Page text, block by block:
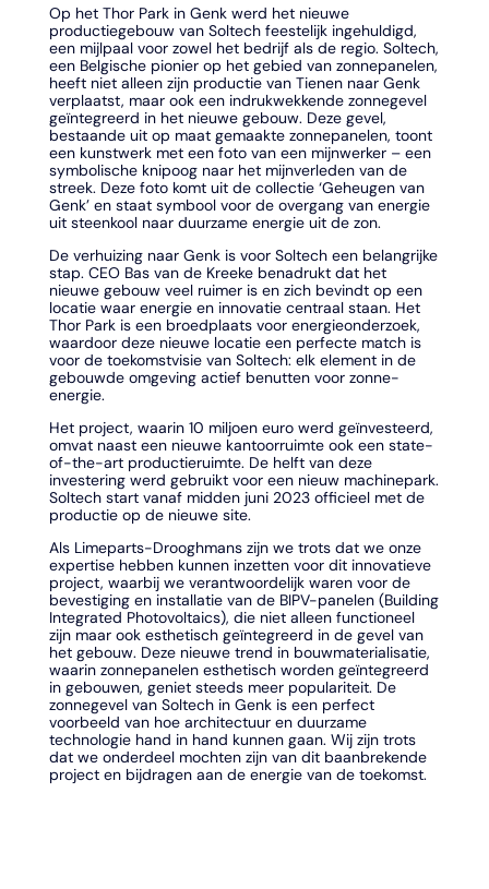
Op het Thor Park in Genk werd het nieuwe
productiegebouw van Soltech feestelijk ingehuldigd,
een mijlpaal voor zowel het bedrijf als de regio. Soltech,
een Belgische pionier op het gebied van zonnepanelen,
heeft niet alleen zijn productie van Tienen naar Genk
verplaatst, maar ook een indrukwekkende zonnegevel
geïntegreerd in het nieuwe gebouw. Deze gevel,
bestaande uit op maat gemaakte zonnepanelen, toont
een kunstwerk met een foto van een mijnwerker – een
symbolische knipoog naar het mijnverleden van de
streek. Deze foto komt uit de collectie ‘Geheugen van
Genk’ en staat symbool voor de overgang van energie
uit steenkool naar duurzame energie uit de zon.
De verhuizing naar Genk is voor Soltech een belangrijke
stap. CEO Bas van de Kreeke benadrukt dat het
nieuwe gebouw veel ruimer is en zich bevindt op een
locatie waar energie en innovatie centraal staan. Het
Thor Park is een broedplaats voor energieonderzoek,
waardoor deze nieuwe locatie een perfecte match is
voor de toekomstvisie van Soltech: elk element in de
gebouwde omgeving actief benutten voor zonne-
energie.
Het project, waarin 10 miljoen euro werd geïnvesteerd,
omvat naast een nieuwe kantoorruimte ook een state-
of-the-art productieruimte. De helft van deze
investering werd gebruikt voor een nieuw machinepark.
Soltech start vanaf midden juni 2023 officieel met de
productie op de nieuwe site.
Als Limeparts-Drooghmans zijn we trots dat we onze
expertise hebben kunnen inzetten voor dit innovatieve
project, waarbij we verantwoordelijk waren voor de
bevestiging en installatie van de BIPV-panelen (Building
Integrated Photovoltaics), die niet alleen functioneel
zijn maar ook esthetisch geïntegreerd in de gevel van
het gebouw. Deze nieuwe trend in bouwmaterialisatie,
waarin zonnepanelen esthetisch worden geïntegreerd
in gebouwen, geniet steeds meer populariteit. De
zonnegevel van Soltech in Genk is een perfect
voorbeeld van hoe architectuur en duurzame
technologie hand in hand kunnen gaan. Wij zijn trots
dat we onderdeel mochten zijn van dit baanbrekende
project en bijdragen aan de energie van de toekomst.